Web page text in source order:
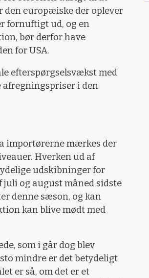
den europæiske der oplever
fornuftigt ud, og en
bør derfor have
for USA.
efterspørgselsvækst med
afregningspriser i den
importørerne mærkes der
Hverken ud af
udskibninger for
juli og august måned sidste
denne sæson, og kan
kan blive mødt med
som i går dog blev
mindre er det betydeligt
er så, om det er et